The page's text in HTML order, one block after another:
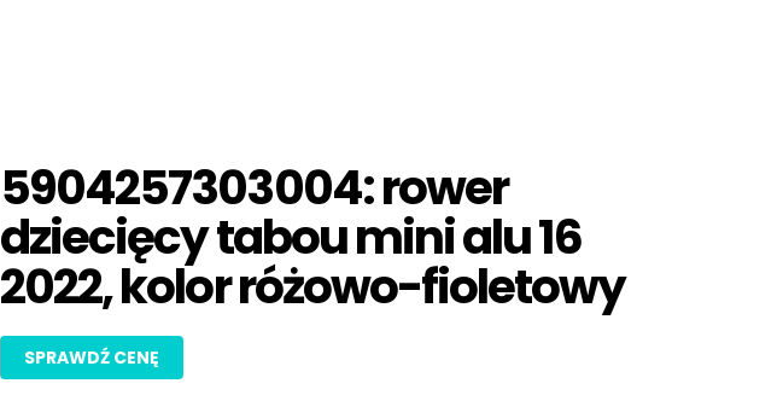
5904257303004: rower
dziecięcy tabou mini alu 16
2022, kolor różowo-fioletowy
SPRAWDŹ CENĘ